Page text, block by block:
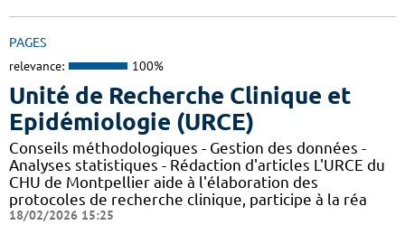
PAGES
relevance: 100%
Unité de Recherche Clinique et
Epidémiologie (URCE)
Conseils méthodologiques - Gestion des données -
Analyses statistiques - Rédaction d'articles L'URCE du
CHU de Montpellier aide à l'élaboration des
protocoles de recherche clinique, participe à la réa
18/02/2026 15:25